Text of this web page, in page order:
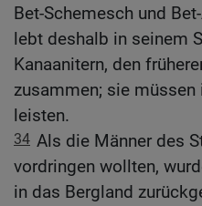
Bet-Schemesch und
lebt deshalb in seinem
Kanaanitern, den
zusammen; sie
leisten.
34 Als die Männer des
vordringen wollten,
in das Bergland